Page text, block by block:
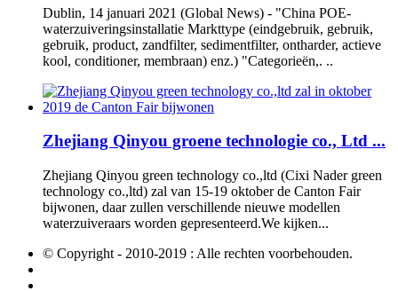
Dublin, 14 januari 2021 (Global News) - "China POE-
waterzuiveringsinstallatie Markttype (eindgebruik, gebruik,
gebruik, product, zandfilter, sedimentfilter, ontharder, actieve
kool, conditioner, membraan) enz.) "Categorieën,. ..
Zhejiang Qinyou groene technologie co., Ltd ...
Zhejiang Qinyou green technology co.,ltd (Cixi Nader green
technology co.,ltd) zal van 15-19 oktober de Canton Fair
bijwonen, daar zullen verschillende nieuwe modellen
waterzuiveraars worden gepresenteerd.We kijken...
© Copyright - 2010-2019 : Alle rechten voorbehouden.